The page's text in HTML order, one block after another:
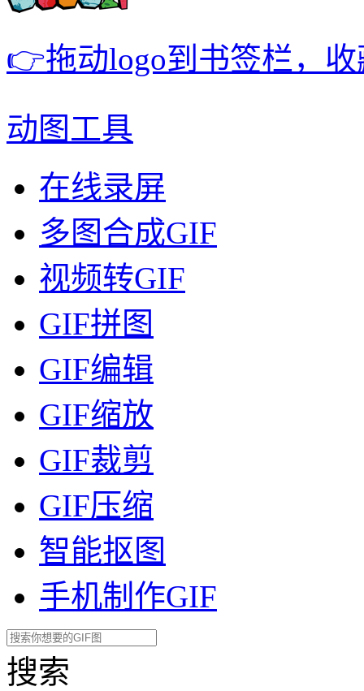
👉拖动logo到书签栏，
动图工具
在线录屏
多图合成GIF
视频转GIF
GIF拼图
GIF编辑
GIF缩放
GIF裁剪
GIF压缩
智能抠图
手机制作GIF
搜索